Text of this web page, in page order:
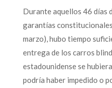
Durante aquellos 46 días
garantías
marzo), hubo tiempo
entrega de los carros
estadounidense se
podría haber impedido o